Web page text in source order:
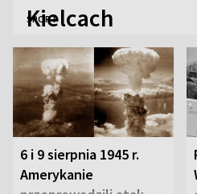
Kielcach
SPORT
6 i 9 sierpnia 1945 r.
Amerykanie